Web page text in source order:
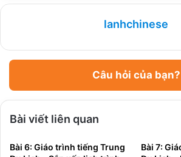
lanhchinese
Câu hỏi của bạn?
Bài viết liên quan
Bài 6: Giáo trình tiếng Trung
Bài 7: